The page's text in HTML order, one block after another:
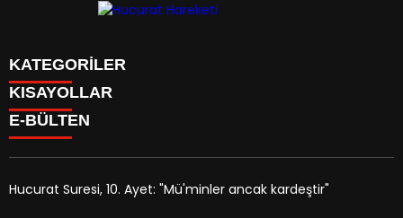
KATEGORİLER
Anasayfa
Kudüs Çocuk Atölyesi
Röportaj
KISAYOLLAR
HAKKIMIZDA
İLETİŞİM
E-BÜLTEN
Hucurat Suresi, 10. Ayet: "Mü'minler ancak kardeştir"